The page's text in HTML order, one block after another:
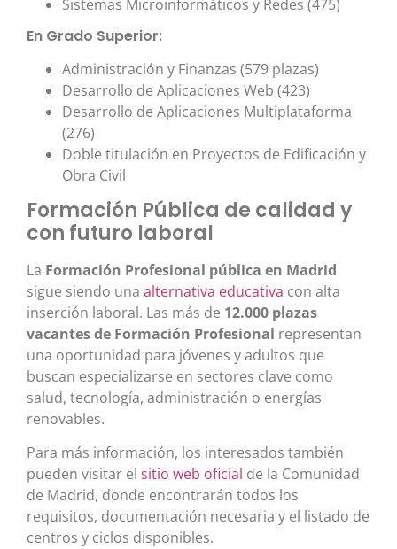
Sistemas Microinformáticos y Redes (475)
En Grado Superior:
Administración y Finanzas (579 plazas)
Desarrollo de Aplicaciones Web (423)
Desarrollo de Aplicaciones Multiplataforma
(276)
Doble titulación en Proyectos de Edificación y
Obra Civil
Formación Pública de calidad y
con futuro laboral
La Formación Profesional pública en Madrid
sigue siendo una alternativa educativa con alta
inserción laboral. Las más de 12.000 plazas
vacantes de Formación Profesional representan
una oportunidad para jóvenes y adultos que
buscan especializarse en sectores clave como
salud, tecnología, administración o energías
renovables.
Para más información, los interesados también
pueden visitar el sitio web oficial de la Comunidad
de Madrid, donde encontrarán todos los
requisitos, documentación necesaria y el listado de
centros y ciclos disponibles.